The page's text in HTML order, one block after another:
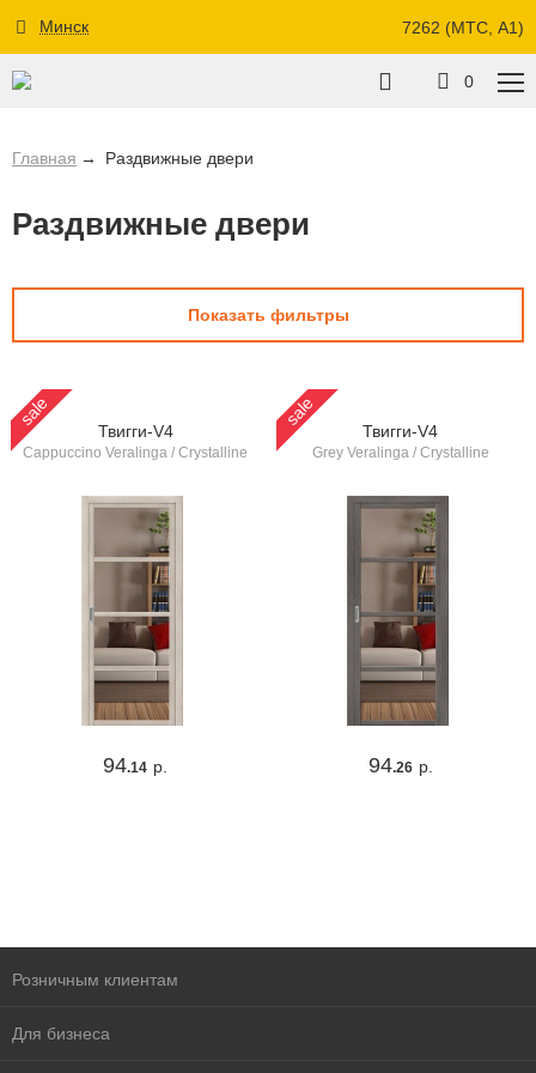
Минск 7262 (МТС, A1)
0
Главная Раздвижные двери
Раздвижные двери
Показать фильтры
sale
Твигги-V4
Cappuccino Veralinga / Crystalline
94.14 р.
sale
Твигги-V4
Grey Veralinga / Crystalline
94.26 р.
Розничным клиентам
Для бизнеса